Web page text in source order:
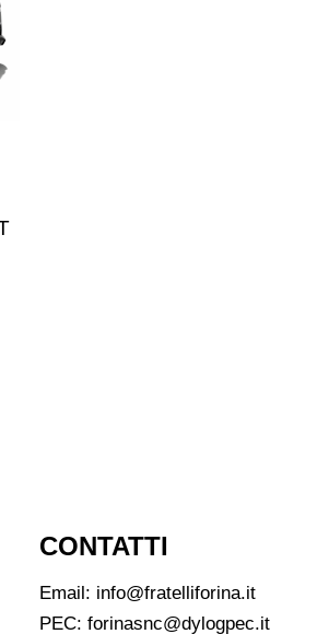
CONTATTI
Email: info@fratelliforina.it
PEC: forinasnc@dylogpec.it